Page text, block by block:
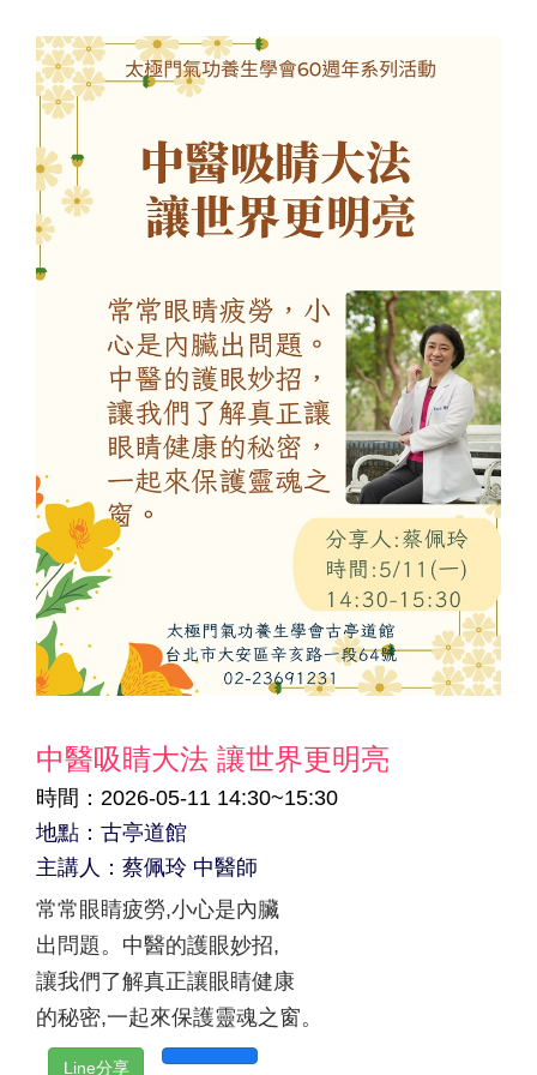
中醫吸睛大法 讓世界更明亮
時間：2026-05-11 14:30~15:30
地點：古亭道館
主講人：蔡佩玲 中醫師
常常眼睛疲勞,小心是內臟
出問題。中醫的護眼妙招,
讓我們了解真正讓眼睛健康
的秘密,一起來保護靈魂之窗。
Line分享